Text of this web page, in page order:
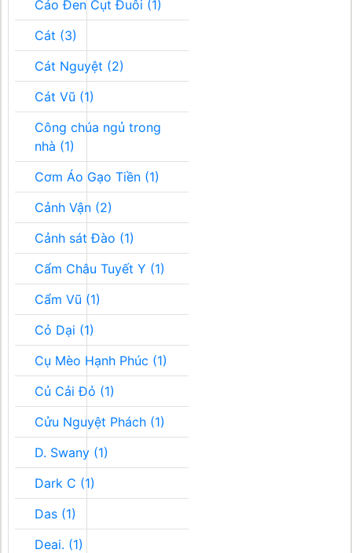
Cáo Đen Cụt Đuôi (1)
Cát (3)
Cát Nguyệt (2)
Cát Vũ (1)
Công chúa ngủ trong
nhà (1)
Cơm Áo Gạo Tiền (1)
Cảnh Vận (2)
Cảnh sát Đào (1)
Cẩm Châu Tuyết Y (1)
Cẩm Vũ (1)
Cỏ Dại (1)
Cụ Mèo Hạnh Phúc (1)
Củ Cải Đỏ (1)
Cửu Nguyệt Phách (1)
D. Swany (1)
Dark C (1)
Das (1)
Deai. (1)